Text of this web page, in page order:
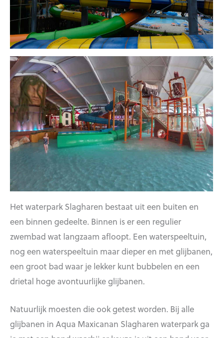
Het waterpark Slagharen bestaat uit een buiten en
een binnen gedeelte. Binnen is er een regulier
zwembad wat langzaam afloopt. Een waterspeeltuin,
nog een waterspeeltuin maar dieper en met glijbanen,
een groot bad waar je lekker kunt bubbelen en een
drietal hoge avontuurlijke glijbanen.
Natuurlijk moesten die ook getest worden. Bij alle
glijbanen in Aqua Maxicanan Slagharen waterpark ga